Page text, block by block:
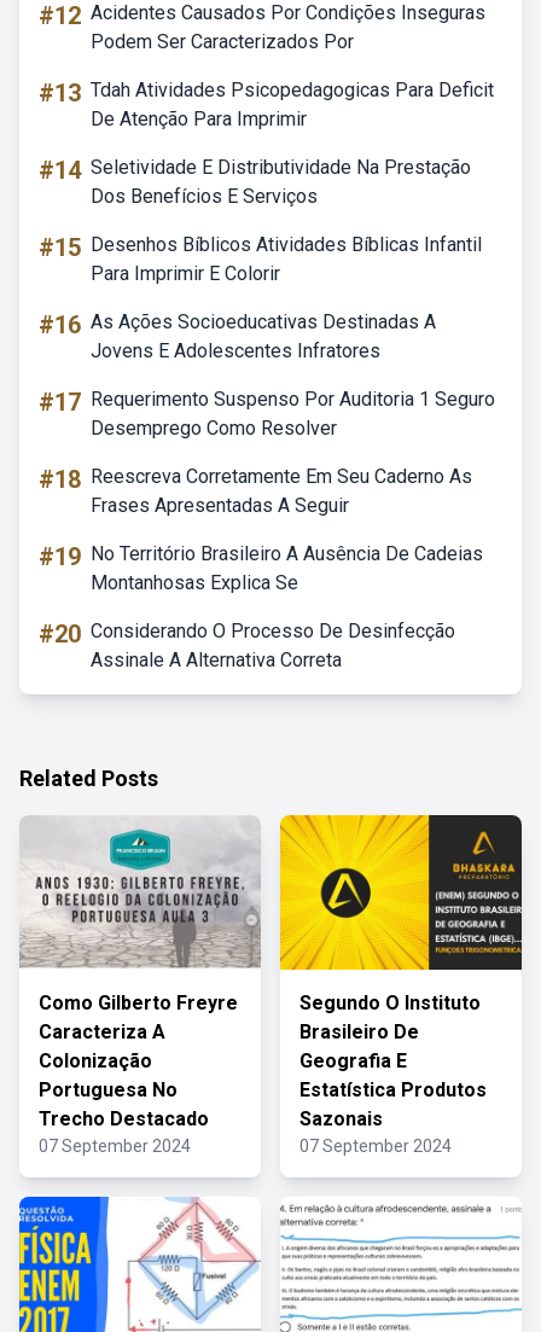
#12 Acidentes Causados Por Condições Inseguras
Podem Ser Caracterizados Por
#13 Tdah Atividades Psicopedagogicas Para Deficit
De Atenção Para Imprimir
#14 Seletividade E Distributividade Na Prestação
Dos Benefícios E Serviços
#15 Desenhos Bíblicos Atividades Bíblicas Infantil
Para Imprimir E Colorir
#16 As Ações Socioeducativas Destinadas A
Jovens E Adolescentes Infratores
#17 Requerimento Suspenso Por Auditoria 1 Seguro
Desemprego Como Resolver
#18 Reescreva Corretamente Em Seu Caderno As
Frases Apresentadas A Seguir
#19 No Território Brasileiro A Ausência De Cadeias
Montanhosas Explica Se
#20 Considerando O Processo De Desinfecção
Assinale A Alternativa Correta
Related Posts
Como Gilberto Freyre
Caracteriza A
Colonização
Portuguesa No
Trecho Destacado
07 September 2024
Segundo O Instituto
Brasileiro De
Geografia E
Estatística Produtos
Sazonais
07 September 2024